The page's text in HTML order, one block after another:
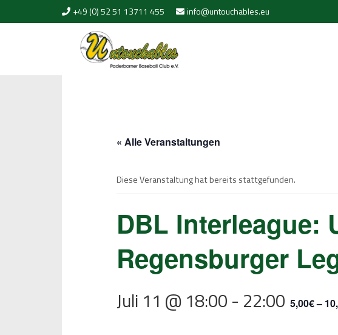
+49 (0) 52 51 13711 455 info@untouchables.eu
« Alle Veranstaltungen
Diese Veranstaltung hat bereits stattgefunden.
DBL Interleague:
Regensburger
Juli 11 @ 18:00 - 22:00 5,00€ –